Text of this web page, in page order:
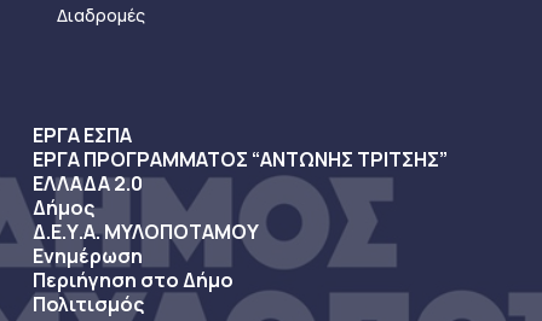
Διαδρομές
ΕΡΓΑ ΕΣΠΑ
ΕΡΓΑ ΠΡΟΓΡΑΜΜΑΤΟΣ “ΑΝΤΩΝΗΣ ΤΡΙΤΣΗΣ”
ΕΛΛΑΔΑ 2.0
Δήμος
Δ.Ε.Υ.Α. ΜΥΛΟΠΟΤΑΜΟΥ
Ενημέρωση
Περιήγηση στο Δήμο
Πολιτισμός